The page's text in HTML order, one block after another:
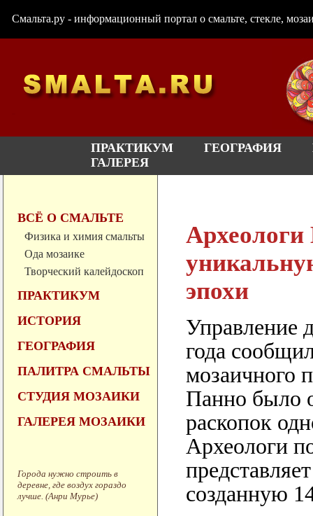
Смальта.ру - информационный портал о смальте, стекле,
ПРАКТИКУМ ГЕОГРАФИЯ
ГАЛЕРЕЯ
ВСЁ О СМАЛЬТЕ
Физика и химия смальты
Ода мозаике
Творческий калейдоскоп
ПРАКТИКУМ
ИСТОРИЯ
ГЕОГРАФИЯ
ПАЛИТРА СМАЛЬТЫ
СТУДИЯ МОЗАИКИ
ГАЛЕРЕЯ МОЗАИКИ
Города нужно строить в
деревне, где воздух гораздо
лучше. (Анри Мурье)
Археологи
эпохи
Управление
года
мозаичного
Панно было
раскопок
Археологи
созданную